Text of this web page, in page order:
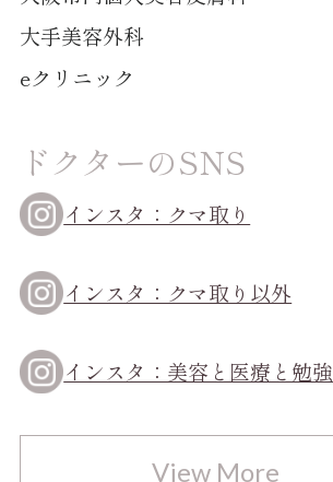
大手美容外科
eクリニック
ドクターのSNS
インスタ：クマ取り
インスタ：クマ取り以外
インスタ：美容と医療と勉強
View More